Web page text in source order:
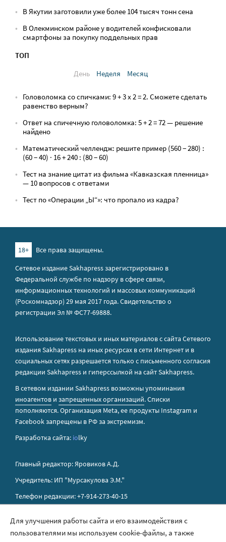
В Якутии заготовили уже более 104 тысяч тонн сена
В Олекминском районе у водителей конфисковали
смартфоны за покупку поддельных прав
ТОП
День
Неделя Месяц
Головоломка со спичками: 9 + 3 х 2 = 2. Сможете сделать
равенство верным?
Ответ на спичечную головоломка: 5 + 2 = 72 — решение
найдено
Математический челлендж: решите пример (560 − 280) :
(60 − 40) · 16 + 240 : (80 − 60)
Тест на знание цитат из фильма «Кавказская пленница»
— 10 вопросов с ответами
Тест по «Операции „Ы“»: что пропало из кадра?
18+
Все права защищены.
Сетевое издание Sakhapress зарегистрировано в
Федеральной службе по надзору в сфере связи,
информационных технологий и массовых коммуникаций
(Роскомнадзор) 29 мая 2017 года. Свидетельство о
регистрации Эл № ФС77-69888.
Использование текстовых и иных материалов с сайта Сетевого
издания Sakhapress на иных ресурсах в сети Интернет и в
социальных сетях разрешается только с письменного согласия
редакции Sakhapress и гиперссылкой на сайт Sakhapress.
В сетевом издании Sakhapress возможны упоминания
иноагентов и запрещенных организаций. Списки
пополняются. Организация Metа, ее продукты Instagram и
Facebook запрещены в РФ за экстремизм.
Разработка сайта: iolky
Главный редактор: Яровиков А.Д.
Учредитель: ИП "Мурсакулова Э.М."
Телефон редакции: +7-914-273-40-15
Правила сайта
Для улучшения работы сайта и его взаимодействия с
пользователями мы используем cookie-файлы, а также